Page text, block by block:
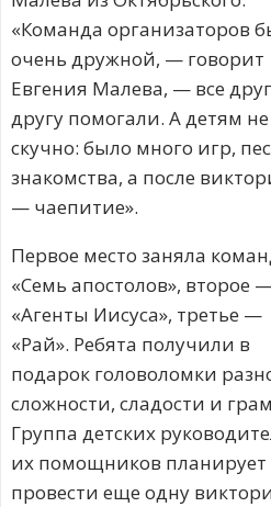
«Команда организаторов
очень дружной, — говорит
Евгения Малева, — все друг
другу помогали. А детям
скучно: было много игр,
знакомства, а после
— чаепитие».
Первое место заняла
«Семь апостолов», второе
«Агенты Иисуса», третье —
«Рай». Ребята получили в
подарок головоломки
сложности, сладости и
Группа детских
их помощников планирует
провести еще одну